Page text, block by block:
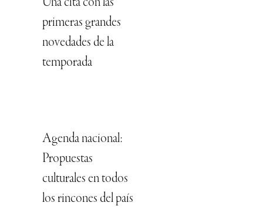
Una cita con las
primeras grandes
novedades de la
temporada
Agenda nacional:
Propuestas
culturales en todos
los rincones del país